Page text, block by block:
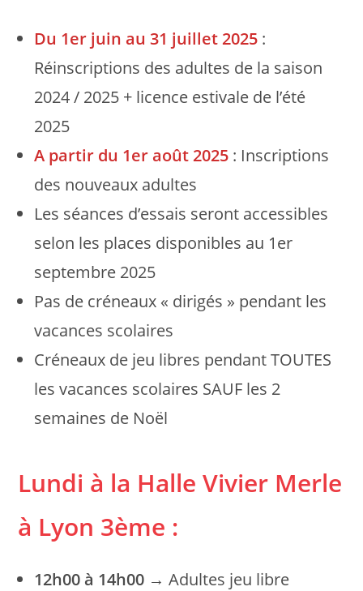
Du 1er juin au 31 juillet 2025 :
Réinscriptions des adultes de la saison
2024 / 2025 + licence estivale de l’été
2025
A partir du 1er août 2025 : Inscriptions
des nouveaux adultes
Les séances d’essais seront accessibles
selon les places disponibles au 1er
septembre 2025
Pas de créneaux « dirigés » pendant les
vacances scolaires
Créneaux de jeu libres pendant TOUTES
les vacances scolaires SAUF les 2
semaines de Noël
Lundi à la Halle Vivier Merle
à Lyon 3ème :
12h00 à 14h00 → Adultes jeu libre